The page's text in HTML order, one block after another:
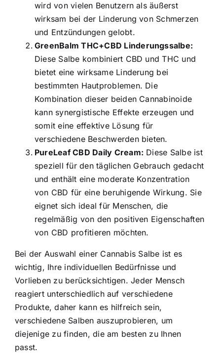
wird von vielen Benutzern als äußerst
wirksam bei der Linderung von Schmerzen
und Entzündungen gelobt.
GreenBalm THC+CBD Linderungssalbe:
Diese Salbe kombiniert CBD und THC und
bietet eine wirksame Linderung bei
bestimmten Hautproblemen. Die
Kombination dieser beiden Cannabinoide
kann synergistische Effekte erzeugen und
somit eine effektive Lösung für
verschiedene Beschwerden bieten.
PureLeaf CBD Daily Cream: Diese Salbe ist
speziell für den täglichen Gebrauch gedacht
und enthält eine moderate Konzentration
von CBD für eine beruhigende Wirkung. Sie
eignet sich ideal für Menschen, die
regelmäßig von den positiven Eigenschaften
von CBD profitieren möchten.
Bei der Auswahl einer Cannabis Salbe ist es
wichtig, Ihre individuellen Bedürfnisse und
Vorlieben zu berücksichtigen. Jeder Mensch
reagiert unterschiedlich auf verschiedene
Produkte, daher kann es hilfreich sein,
verschiedene Salben auszuprobieren, um
diejenige zu finden, die am besten zu Ihnen
passt.